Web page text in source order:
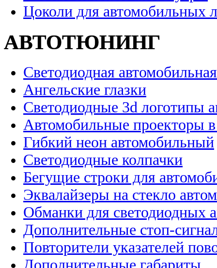
Цоколи для автомобильных
АВТОТЮНИНГ
Светодиодная
Ангельские глазки
Светодиодные 3d логотипы
Автомобильные проекторы
Гибкий неон автомобильный
Светодиодные колпачки
Бегущие строки для
Эквалайзеры на стекло
Обманки для светодиодных
Дополнительные стоп-
Повторители указателей